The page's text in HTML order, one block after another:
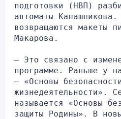
подготовки (НВП)
автоматы
возвращаются макеты
Макарова.
— Это связано с
программе. Раньше у
— «Основы
жизнедеятельности».
называется «Основы
защиты Родины». В